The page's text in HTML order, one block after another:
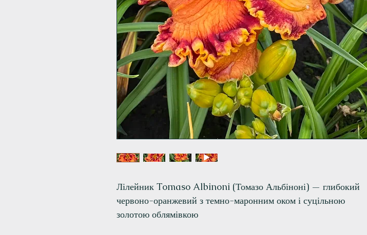
Лілейник Tomaso Albinoni (Томазо Альбіноні) — глибокий
червоно-оранжевий з темно-маронним оком і суцільною
золотою облямівкою